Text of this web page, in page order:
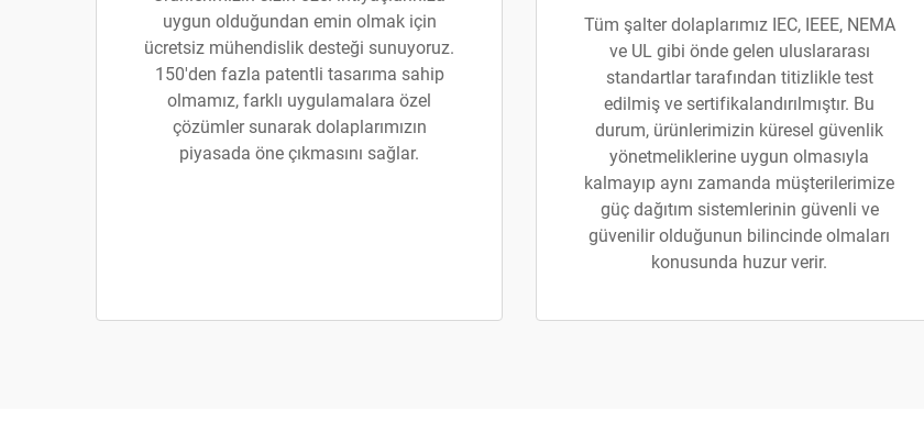
uygun olduğundan emin olmak için
ücretsiz mühendislik desteği sunuyoruz.
150'den fazla patentli tasarıma sahip
olmamız, farklı uygulamalara özel
çözümler sunarak dolaplarımızın
piyasada öne çıkmasını sağlar.
Tüm şalter dolaplarımız IEC, IEEE, NEMA
ve UL gibi önde gelen uluslararası
standartlar tarafından titizlikle test
edilmiş ve sertifikalandırılmıştır. Bu
durum, ürünlerimizin küresel güvenlik
yönetmeliklerine uygun olmasıyla
kalmayıp aynı zamanda müşterilerimize
güç dağıtım sistemlerinin güvenli ve
güvenilir olduğunun bilincinde olmaları
konusunda huzur verir.